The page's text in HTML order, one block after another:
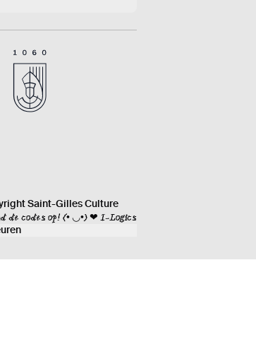
Saint-Gilles Culture
de codes op! (• ◡•) ❤ I-Logics